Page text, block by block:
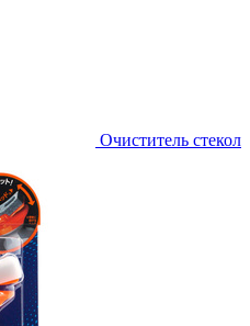
Очиститель стекол